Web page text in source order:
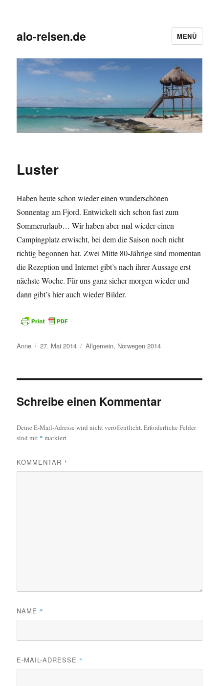
alo-reisen.de MENÜ
Luster
Haben heute schon wieder einen wunderschönen
Sonnentag am Fjord. Entwickelt sich schon fast zum
Sommerurlaub… Wir haben aber mal wieder einen
Campingplatz erwischt, bei dem die Saison noch nicht
richtig begonnen hat. Zwei Mitte 80-Jährige sind momentan
die Rezeption und Internet gibt’s nach ihrer Aussage erst
nächste Woche. Für uns ganz sicher morgen wieder und
dann gibt’s hier auch wieder Bilder.
Autor
Anne
Veröffentlicht
27. Mai 2014 Kategorien
Allgemein, Norwegen 2014
Schreibe einen Kommentar
Deine E-Mail-Adresse wird nicht veröffentlicht. Erforderliche Felder
sind mit * markiert
KOMMENTAR *
NAME *
E-MAIL-ADRESSE *